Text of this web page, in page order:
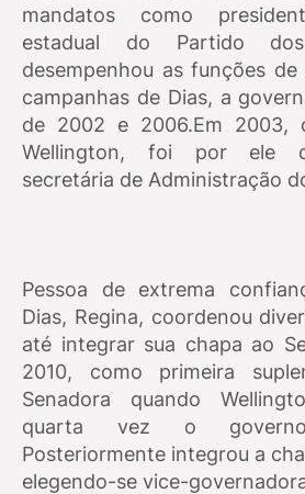
mandatos como
estadual do Partido dos
desempenhou as funções
campanhas de Dias, a
de 2002 e 2006.Em 2003,
Wellington, foi por ele
secretária de Administração
Pessoa de extrema
Dias, Regina, coordenou
até integrar sua chapa ao
2010, como primeira
Senadora quando
quarta vez o
Posteriormente integrou a
elegendo-se vice-